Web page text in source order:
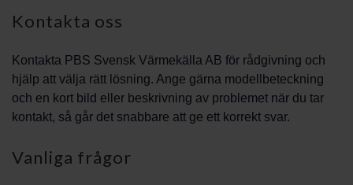
Kontakta oss
Kontakta PBS Svensk Värmekälla AB för rådgivning och
hjälp att välja rätt lösning. Ange gärna modellbeteckning
och en kort bild eller beskrivning av problemet när du tar
kontakt, så går det snabbare att ge ett korrekt svar.
Vanliga frågor